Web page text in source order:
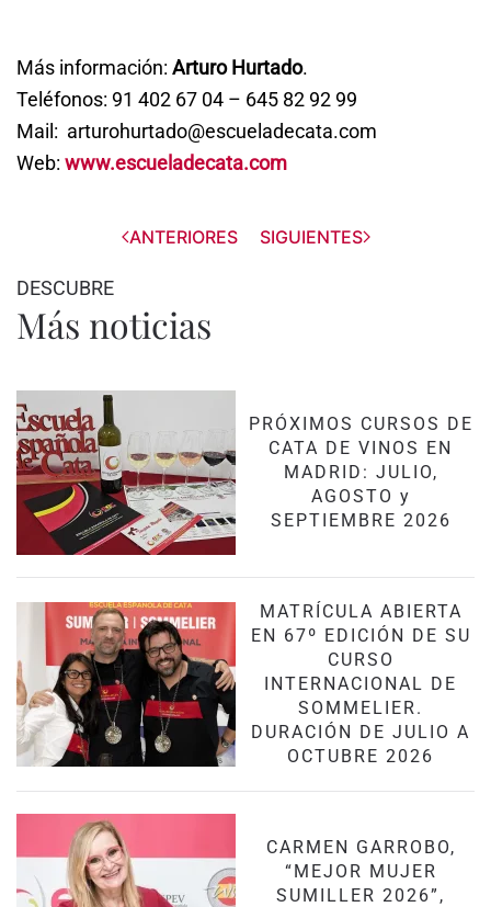
Más información: Arturo Hurtado.
Teléfonos: 91 402 67 04 – 645 82 92 99
Mail: arturohurtado@escueladecata.com
Web: www.escueladecata.com
ANTERIORES SIGUIENTES
DESCUBRE
Más noticias
PRÓXIMOS CURSOS DE
CATA DE VINOS EN
MADRID: JULIO,
AGOSTO y
SEPTIEMBRE 2026
MATRÍCULA ABIERTA
EN 67º EDICIÓN DE SU
CURSO
INTERNACIONAL DE
SOMMELIER.
DURACIÓN DE JULIO A
OCTUBRE 2026
CARMEN GARROBO,
“MEJOR MUJER
SUMILLER 2026”,